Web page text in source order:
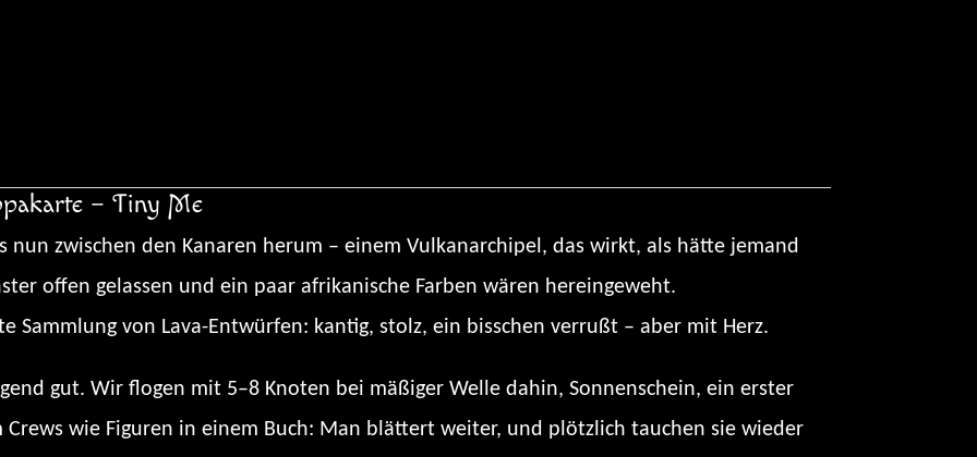
– Tiny Me
zwischen den Kanaren herum – einem Vulkanarchipel, das wirkt, als hätte jemand
offen gelassen und ein paar afrikanische Farben wären hereingeweht.
Sammlung von Lava-Entwürfen: kantig, stolz, ein bisschen verrußt – aber mit Herz.
gut. Wir flogen mit 5–8 Knoten bei mäßiger Welle dahin, Sonnenschein, ein erster
wie Figuren in einem Buch: Man blättert weiter, und plötzlich tauchen sie wieder